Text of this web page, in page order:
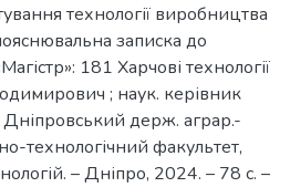
технології виробництва
записка до
181 Харчові технології
; наук. керівник
держ. аграр.-
технологічний факультет,
– Дніпро, 2024. – 78 с. –